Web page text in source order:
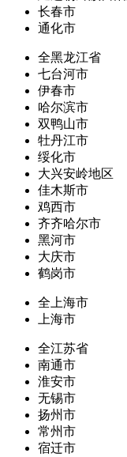
长春市
通化市
全黑龙江省
七台河市
伊春市
哈尔滨市
双鸭山市
牡丹江市
绥化市
大兴安岭地区
佳木斯市
鸡西市
齐齐哈尔市
黑河市
大庆市
鹤岗市
全上海市
上海市
全江苏省
南通市
淮安市
无锡市
扬州市
常州市
宿迁市